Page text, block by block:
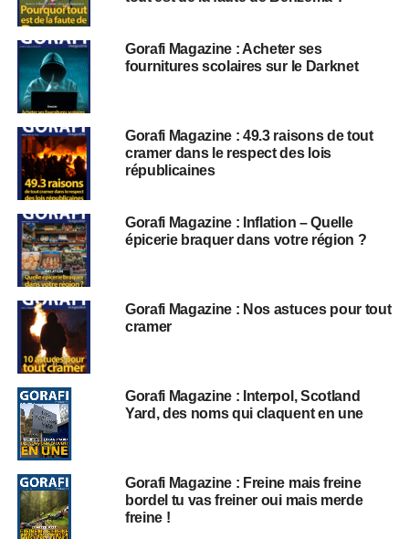
Gorafi Magazine : Acheter ses
fournitures scolaires sur le Darknet
Gorafi Magazine : 49.3 raisons de tout
cramer dans le respect des lois
républicaines
Gorafi Magazine : Inflation – Quelle
épicerie braquer dans votre région ?
Gorafi Magazine : Nos astuces pour tout
cramer
Gorafi Magazine : Interpol, Scotland
Yard, des noms qui claquent en une
Gorafi Magazine : Freine mais freine
bordel tu vas freiner oui mais merde
freine !